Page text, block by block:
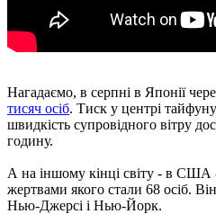
Нагадаємо, в серпні в Японії
тисяч осіб. Тиск у центрі
швидкість супровідного вітру
годину.
А на іншому кінці світу - в США
жертвами якого стали 68 осіб.
Нью-Джерсі і Нью-Йорк.